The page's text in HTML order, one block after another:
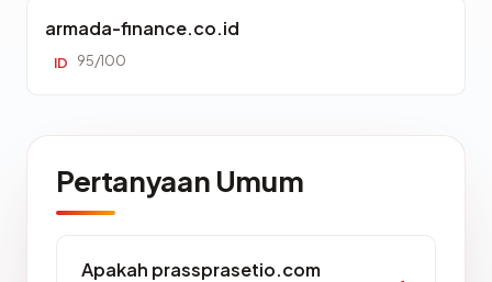
armada-finance.co.id
ID 95/100
Pertanyaan Umum
Apakah prassprasetio.com